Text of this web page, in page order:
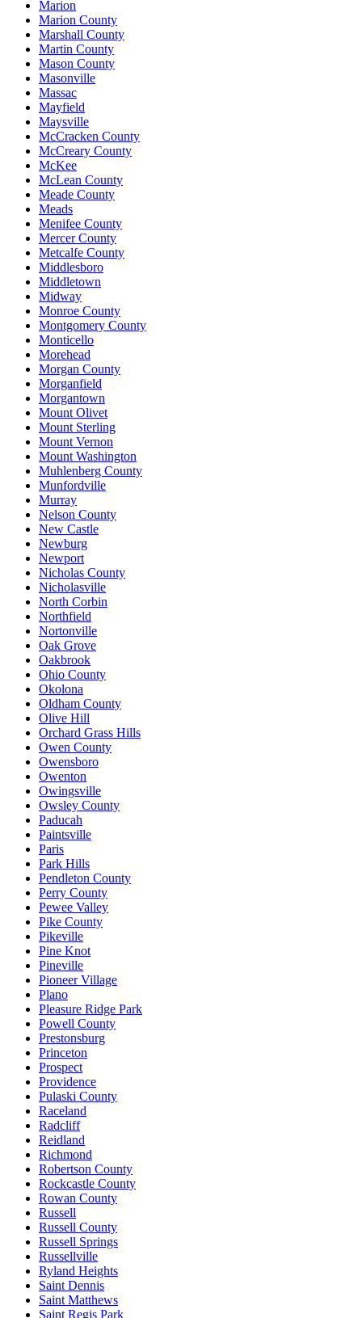
Marion
Marion County
Marshall County
Martin County
Mason County
Masonville
Massac
Mayfield
Maysville
McCracken County
McCreary County
McKee
McLean County
Meade County
Meads
Menifee County
Mercer County
Metcalfe County
Middlesboro
Middletown
Midway
Monroe County
Montgomery County
Monticello
Morehead
Morgan County
Morganfield
Morgantown
Mount Olivet
Mount Sterling
Mount Vernon
Mount Washington
Muhlenberg County
Munfordville
Murray
Nelson County
New Castle
Newburg
Newport
Nicholas County
Nicholasville
North Corbin
Northfield
Nortonville
Oak Grove
Oakbrook
Ohio County
Okolona
Oldham County
Olive Hill
Orchard Grass Hills
Owen County
Owensboro
Owenton
Owingsville
Owsley County
Paducah
Paintsville
Paris
Park Hills
Pendleton County
Perry County
Pewee Valley
Pike County
Pikeville
Pine Knot
Pineville
Pioneer Village
Plano
Pleasure Ridge Park
Powell County
Prestonsburg
Princeton
Prospect
Providence
Pulaski County
Raceland
Radcliff
Reidland
Richmond
Robertson County
Rockcastle County
Rowan County
Russell
Russell County
Russell Springs
Russellville
Ryland Heights
Saint Dennis
Saint Matthews
Saint Regis Park